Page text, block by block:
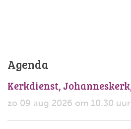
Agenda
Kerkdienst,
zo 09 aug 2026 om 10.30 uur